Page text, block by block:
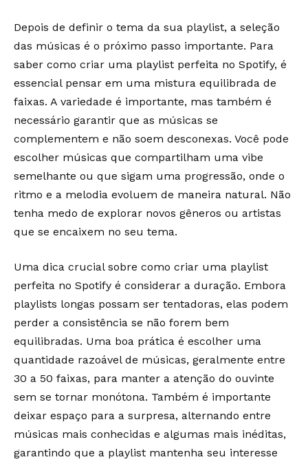
Depois de definir o tema da sua playlist, a seleção
das músicas é o próximo passo importante. Para
saber como criar uma playlist perfeita no Spotify, é
essencial pensar em uma mistura equilibrada de
faixas. A variedade é importante, mas também é
necessário garantir que as músicas se
complementem e não soem desconexas. Você pode
escolher músicas que compartilham uma vibe
semelhante ou que sigam uma progressão, onde o
ritmo e a melodia evoluem de maneira natural. Não
tenha medo de explorar novos gêneros ou artistas
que se encaixem no seu tema.
Uma dica crucial sobre como criar uma playlist
perfeita no Spotify é considerar a duração. Embora
playlists longas possam ser tentadoras, elas podem
perder a consistência se não forem bem
equilibradas. Uma boa prática é escolher uma
quantidade razoável de músicas, geralmente entre
30 a 50 faixas, para manter a atenção do ouvinte
sem se tornar monótona. Também é importante
deixar espaço para a surpresa, alternando entre
músicas mais conhecidas e algumas mais inéditas,
garantindo que a playlist mantenha seu interesse